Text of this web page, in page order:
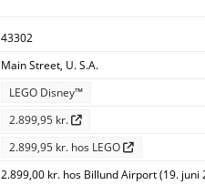
43302
Main Street, U. S.A.
LEGO Disney™
2.899,95 kr.
2.899,95 kr. hos LEGO
2.899,00 kr. hos Billund Airport (19. juni